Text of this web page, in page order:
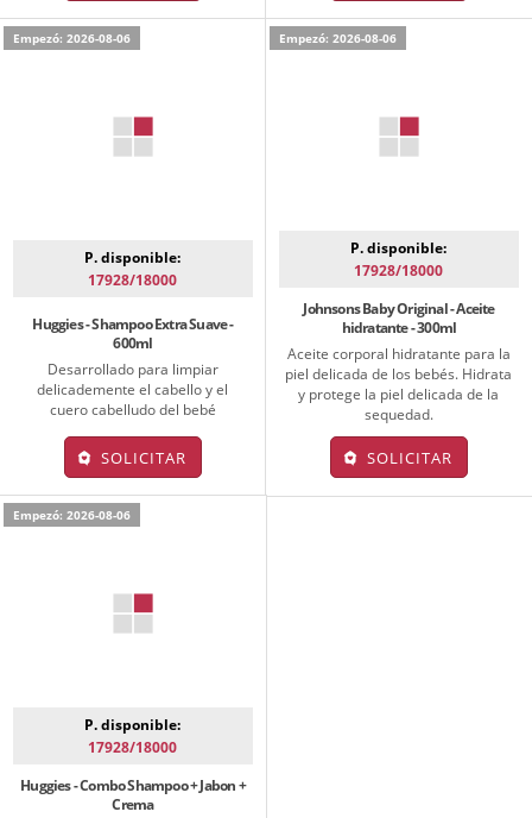
Empezó: 2026-08-06
P. disponible:
17928/18000
Huggies - Shampoo Extra Suave -
600ml
Desarrollado para limpiar
delicademente el cabello y el
cuero cabelludo del bebé
SOLICITAR
Empezó: 2026-08-06
P. disponible:
17928/18000
Johnsons Baby Original - Aceite
hidratante - 300ml
Aceite corporal hidratante para la
piel delicada de los bebés. Hidrata
y protege la piel delicada de la
sequedad.
SOLICITAR
Empezó: 2026-08-06
P. disponible:
17928/18000
Huggies - Combo Shampoo + Jabon +
Crema